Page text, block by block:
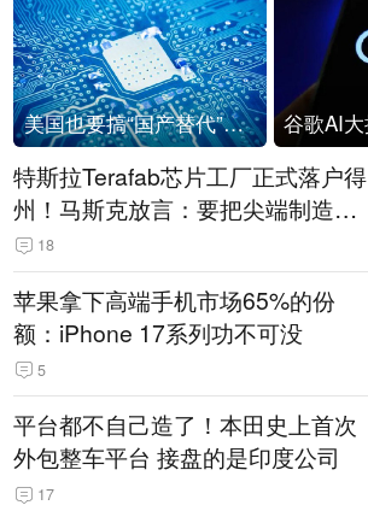
美国也要搞“国产替代”？先算清三笔账
特斯拉Terafab芯片工厂正式落户得
州！马斯克放言：要把尖端制造带
回美国
18
苹果拿下高端手机市场65%的份
额：iPhone 17系列功不可没
5
平台都不自己造了！本田史上首次
外包整车平台 接盘的是印度公司
17